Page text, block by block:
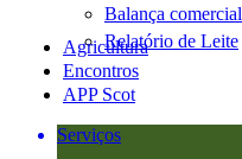
Balança comercial
Relatório de Leite
Agricultura
Encontros
APP Scot
Serviços